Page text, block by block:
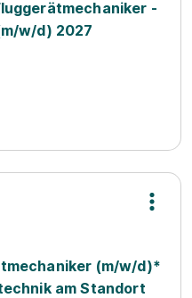
-
w/d) 2027
(m/w/d)*
am Standort